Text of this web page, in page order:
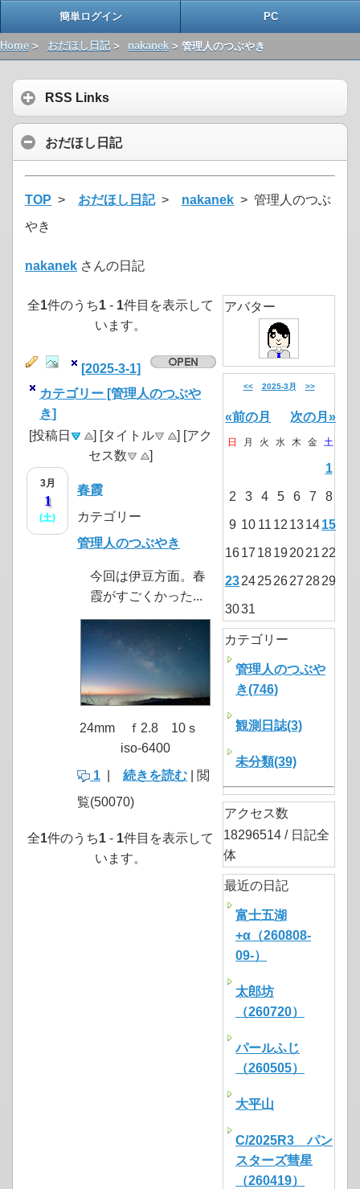
簡単ログイン PC
Home > おだほし日記> nakanek > 管理人のつぶやき
RSS Links
おだほし日記
TOP > おだほし日記> nakanek > 管理人のつぶ
やき
nakanek さんの日記
全1件のうち1 - 1件目を表示して
います。
[2025-3-1]
カテゴリー [管理人のつぶや
き]
[投稿日
] [タイトル
] [アク
セス数
]
3月
1
(土)
春霞
カテゴリー
管理人のつぶやき
今回は伊豆方面。春
霞がすごくかった...
24mm ｆ2.8 10ｓ
iso-6400
1
続きを読む | 閲
覧(50070)
全1件のうち1 - 1件目を表示して
います。
アバター
<< 2025-3月 >>
«前の月 次の月»
日 月 火 水 木 金 土
1
2 3 4 5 6 7 8
9 10 11 12 131415
1617 18192021 22
2324252627 2829
3031
カテゴリー
管理人のつぶや
き(746)
観測日誌(3)
未分類(39)
アクセス数
18296514 / 日記全
体
最近の日記
富士五湖
+α（260808-
09-）
太郎坊
（260720）
パールふじ
（260505）
大平山
C/2025R3 パン
スターズ彗星
（260419）